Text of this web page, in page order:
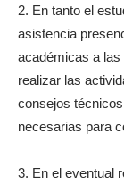
2. En tanto el
asistencia
académicas a
realizar las
consejos
necesarias para
3. En el eventual